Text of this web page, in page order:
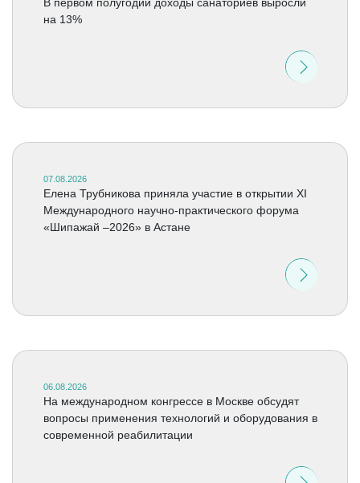
на 13%
07.08.2026
Елена Трубникова приняла участие в открытии XI
Международного научно-практического форума
«Шипажай –2026» в Астане
06.08.2026
На международном конгрессе в Москве обсудят
вопросы применения технологий и оборудования в
современной реабилитации